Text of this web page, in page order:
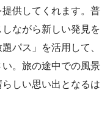
供してくれます。普
ながら新しい発見を
パス」を活用して、
。旅の途中での風景
しい思い出となるは